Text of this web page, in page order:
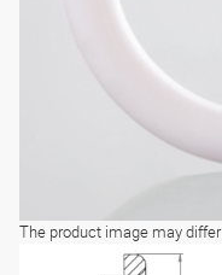
The product image may differ